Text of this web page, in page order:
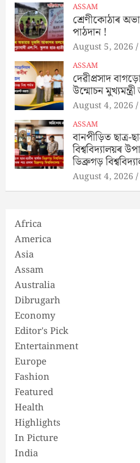
সুদৃঢ় কৰাৰ উদ্দেশ্যে অসম সাহিত্য সভাই পালন
সাহিত্য সভাৰ এটা প্রতিনিধি দলে-
চন্দ্ৰ গগৈ, অসম সাহিত্য সভাৰ "কুঁহি"
গগৈ, উপ- সভাপতি পূৰ্ণকান্ত হাজৰিকাকে
প্ৰশান্ত শইকীয়াই জানিবলৈ দিয়ে।
ASSAM
শ্ৰেণীকোঠাৰ
পাঠদান !
August 5, 2026
ASSAM
দেৱীপ্ৰসাদ
উন্মোচন মুখ্যমন্ত্ৰী
August 4, 2026
ASSAM
বানপীড়িত ছাত্ৰ-
বিশ্ববিদ্যালয়ৰ
ডিব্ৰুগড়
August 4, 2026
Africa
America
Asia
Assam
Australia
Dibrugarh
Economy
Editor's Pick
Entertainment
Europe
Fashion
Featured
Health
Highlights
In Picture
India